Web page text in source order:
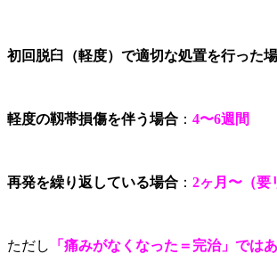
初回脱臼（軽度）で適切な処置を行った
軽度の靱帯損傷を伴う場合 ： 4〜6週間
再発を繰り返している場合 ： 2ヶ月〜（要
ただし 「痛みがなくなった＝完治」では